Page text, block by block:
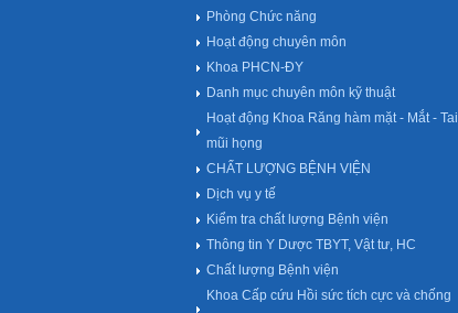
Phòng Chức năng
Hoạt động chuyên môn
Khoa PHCN-ĐY
Danh mục chuyên môn kỹ thuật
Hoạt động Khoa Răng hàm mặt - Mắt - Tai
mũi họng
CHẤT LƯỢNG BỆNH VIỆN
Dịch vụ y tế
Kiểm tra chất lượng Bệnh viện
Thông tin Y Dược TBYT, Vật tư, HC
Chất lượng Bệnh viện
Khoa Cấp cứu Hồi sức tích cực và chống